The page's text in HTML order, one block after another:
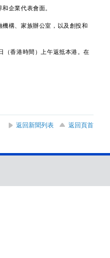
企業代表會面。
構、家族辦公室，以及創投和
香港時間）上午返抵本港。在
返回新聞列表
返回頁首